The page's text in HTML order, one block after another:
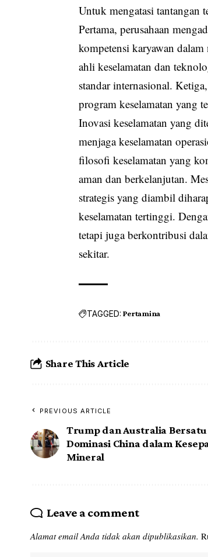
Untuk mengatasi tantangan
Pertama, perusahaan
kompetensi karyawan
ahli keselamatan dan
standar internasional.
program keselamatan yang
Inovasi keselamatan yang
menjaga keselamatan
filosofi keselamatan yang
aman dan berkelanjutan.
strategis yang diambil
keselamatan tertinggi.
tetapi juga berkontribusi
sekitar.
TAGGED: Pertamina
Share This Article
PREVIOUS ARTICLE
Trump dan Australia
Dominasi China dalam
Mineral
Leave a comment
Alamat email Anda tidak akan dipublikasikan.